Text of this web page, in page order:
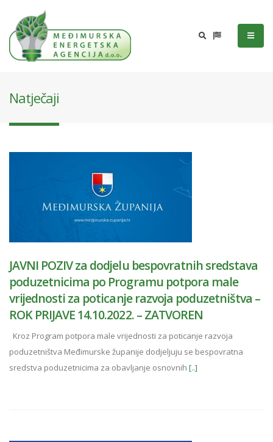
Natječaji
JAVNI POZIV za dodjelu bespovratnih sredstava
poduzetnicima po Programu potpora male
vrijednosti za poticanje razvoja poduzetništva –
ROK PRIJAVE 14.10.2022. – ZATVOREN
Kroz Program potpora male vrijednosti za poticanje razvoja
poduzetništva Međimurske županije dodjeljuju se bespovratna
sredstva poduzetnicima za obavljanje osnovnih [..]